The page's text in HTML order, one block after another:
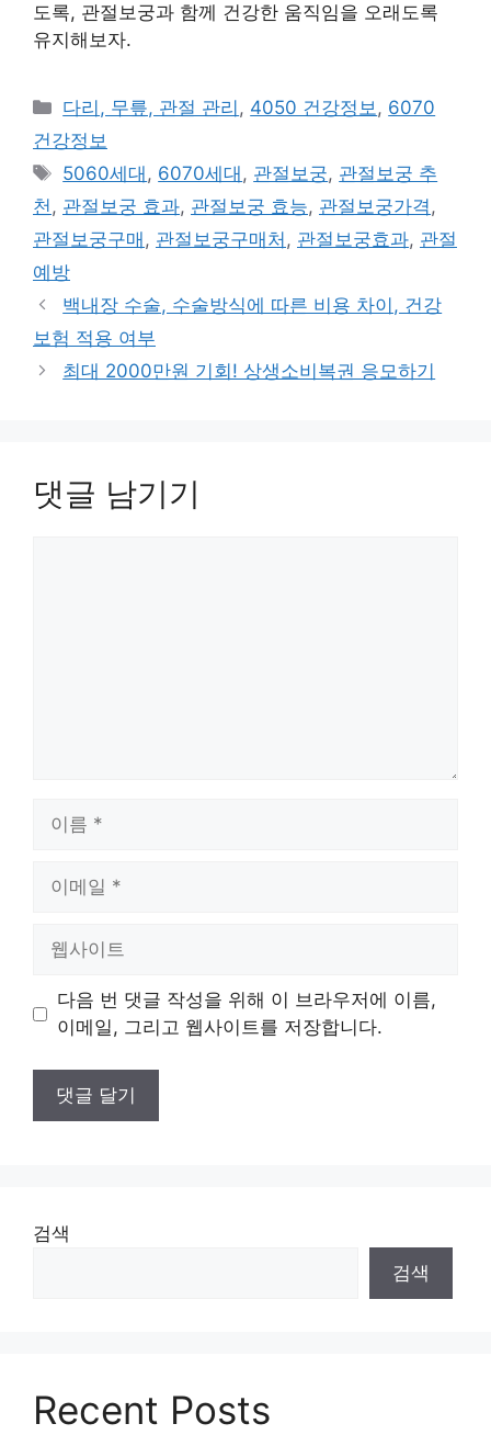
도록, 관절보궁과 함께 건강한 움직임을 오래도록
유지해보자.
카
테
리
다리, 무릎, 관절 관리 , 4050 건강정보, 6070
건강정보
태
그
5060세대 , 6070세대 , 관절보궁, 관절보궁 추
천, 관절보궁 효과, 관절보궁 효능, 관절보궁가격,
관절보궁구매 , 관절보궁구매처 , 관절보궁효과, 관절
예방
백내장 수술, 수술방식에 따른 비용 차이, 건강
보험 적용 여부
최대 2000만원 기회! 상생소비복권 응모하기
댓글 남기기
트
다음 번 댓글 작성을 위해 이 브라우저에 이름,
이메일, 그리고 웹사이트를 저장합니다.
검색
검색
Recent Posts